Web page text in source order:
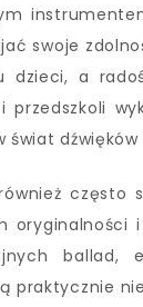
swoje
dzieci, a
świat
często
ballad,
praktycznie